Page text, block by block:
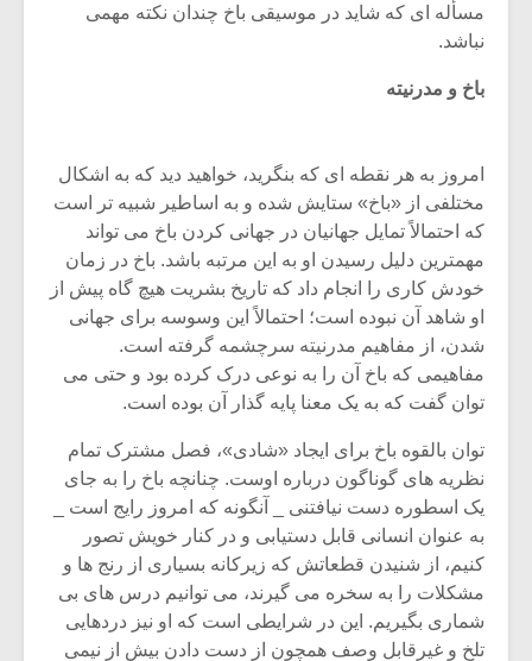
مسأله اى که شاید در موسیقى باخ چندان نکته مهمى
نباشد.
باخ و مدرنیته
امروز به هر نقطه اى که بنگرید، خواهید دید که به اشکال
مختلفى از «باخ» ستایش شده و به اساطیر شبیه تر است
که احتمالاً تمایل جهانیان در جهانى کردن باخ مى تواند
مهمترین دلیل رسیدن او به این مرتبه باشد. باخ در زمان
خودش کارى را انجام داد که تاریخ بشریت هیچ گاه پیش از
او شاهد آن نبوده است؛ احتمالاً این وسوسه براى جهانى
شدن، از مفاهیم مدرنیته سرچشمه گرفته است.
مفاهیمى که باخ آن را به نوعى درک کرده بود و حتى مى
توان گفت که به یک معنا پایه گذار آن بوده است.
توان بالقوه باخ براى ایجاد «شادى»، فصل مشترک تمام
نظریه هاى گوناگون درباره اوست. چنانچه باخ را به جاى
یک اسطوره دست نیافتنى _ آنگونه که امروز رایج است _
به عنوان انسانى قابل دستیابى و در کنار خویش تصور
کنیم، از شنیدن قطعاتش که زیرکانه بسیارى از رنج ها و
مشکلات را به سخره مى گیرند، مى توانیم درس هاى بى
شمارى بگیریم. این در شرایطى است که او نیز دردهایى
تلخ و غیرقابل وصف همچون از دست دادن بیش از نیمى